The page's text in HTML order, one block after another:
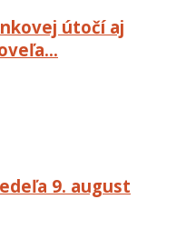
útočí aj
9. august